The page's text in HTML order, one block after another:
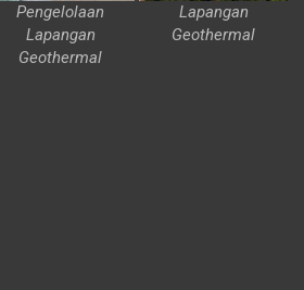
Pengelolaan
Lapangan
Geothermal
Lapangan
Geothermal